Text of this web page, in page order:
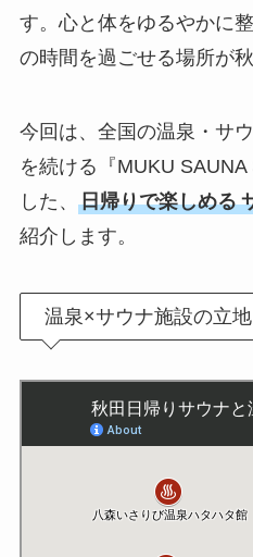
す。心と体をゆるやかに
の時間を過ごせる場所が
今回は、全国の温泉・サ
を続ける『MUKU
した、 日帰りで楽しめる
紹介します。
温泉×サウナ施設の立